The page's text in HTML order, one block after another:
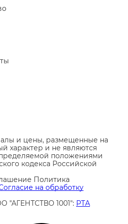
и цены, размещенные на
характер и не являются
положениями
кодекса Российской
Политика
на обработку
"АГЕНТСТВО 1001": РТА